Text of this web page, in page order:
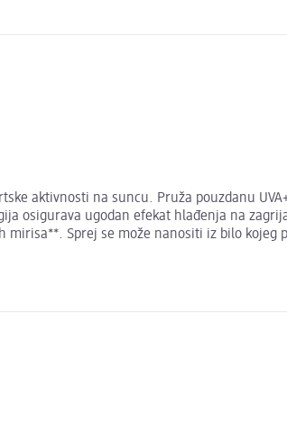
aktivnosti na suncu. Pruža pouzdanu
osigurava ugodan efekat hlađenja na
Sprej se može nanositi iz bilo